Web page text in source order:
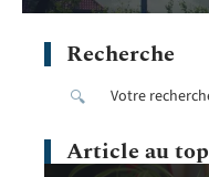
Recherche
Article au top